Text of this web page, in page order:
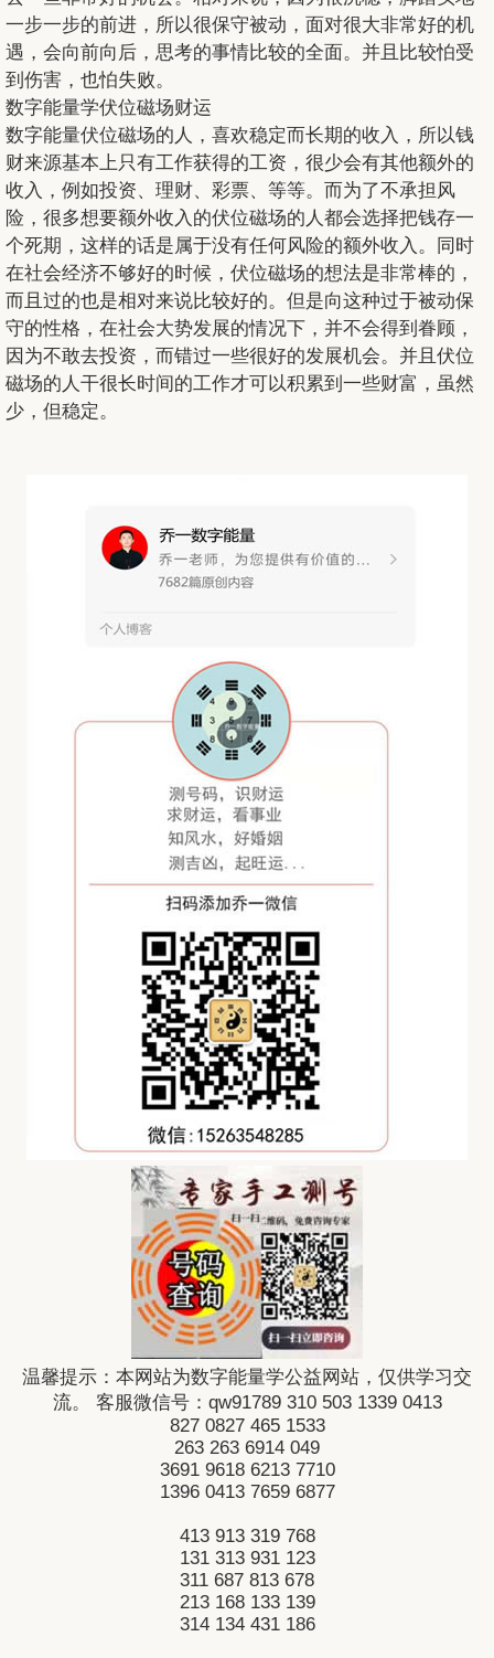
一步一步的前进，所以很保守被动，面对很大非常好的机
遇，会向前向后，思考的事情比较的全面。并且比较怕受
到伤害，也怕失败。
数字能量学伏位磁场财运
数字能量伏位磁场的人，喜欢稳定而长期的收入，所以钱
财来源基本上只有工作获得的工资，很少会有其他额外的
收入，例如投资、理财、彩票、等等。而为了不承担风
险，很多想要额外收入的伏位磁场的人都会选择把钱存一
个死期，这样的话是属于没有任何风险的额外收入。同时
在社会经济不够好的时候，伏位磁场的想法是非常棒的，
而且过的也是相对来说比较好的。但是向这种过于被动保
守的性格，在社会大势发展的情况下，并不会得到眷顾，
因为不敢去投资，而错过一些很好的发展机会。并且伏位
磁场的人干很长时间的工作才可以积累到一些财富，虽然
少，但稳定。
温馨提示：本网站为数字能量学公益网站，仅供学习交
流。 客服微信号：qw91789 310 503 1339 0413
827 0827 465 1533
263 263 6914 049
3691 9618 6213 7710
1396 0413 7659 6877
413 913 319 768
131 313 931 123
311 687 813 678
213 168 133 139
314 134 431 186